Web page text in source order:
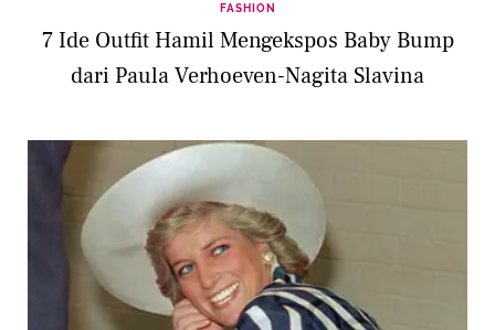
FASHION
7 Ide Outfit Hamil Mengekspos Baby Bump
dari Paula Verhoeven-Nagita Slavina